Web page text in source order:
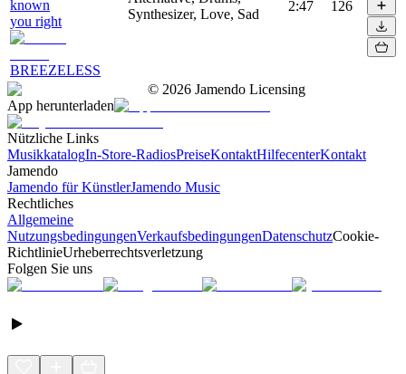
known
you right
BREEZELESS
Synthesizer, Love, Sad
2:47 126
© 2026 Jamendo Licensing
App herunterladen
Nützliche Links
MusikkatalogIn-Store-RadiosPreiseKontaktHilfecenterKontakt
Jamendo
Jamendo für KünstlerJamendo Music
Rechtliches
Allgemeine
NutzungsbedingungenVerkaufsbedingungenDatenschutzCookie-
RichtlinieUrheberrechtsverletzung
Folgen Sie uns